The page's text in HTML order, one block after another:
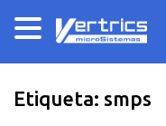
Etiqueta: smps